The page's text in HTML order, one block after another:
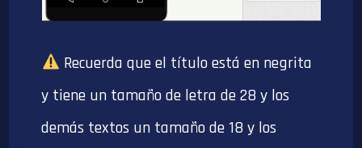
Recuerda que el título está en negrita
y tiene un tamaño de letra de 28 y los
demás textos un tamaño de 18 y los